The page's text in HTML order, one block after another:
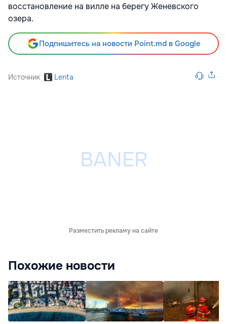
восстановление на вилле на берегу Женевского
озера.
Подпишитесь на новости Point.md в Google
Источник Lenta
Разместить рекламу на сайте
Похожие новости